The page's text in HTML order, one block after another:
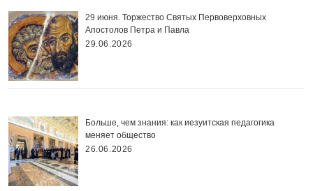
29 июня. Торжество Святых Первоверховных
Апостолов Петра и Павла
29.06.2026
Больше, чем знания: как иезуитская педагогика
меняет общество
26.06.2026